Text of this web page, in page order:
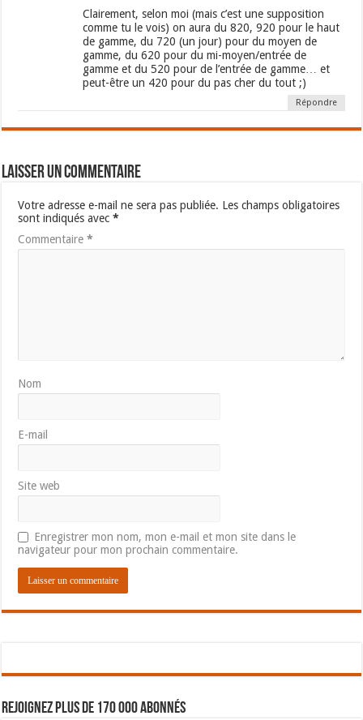
Clairement, selon moi (mais c’est une supposition
comme tu le vois) on aura du 820, 920 pour le haut
de gamme, du 720 (un jour) pour du moyen de
gamme, du 620 pour du mi-moyen/entrée de
gamme et du 520 pour de l’entrée de gamme… et
peut-être un 420 pour du pas cher du tout ;)
Répondre
Laisser un commentaire
Votre adresse e-mail ne sera pas publiée. Les champs obligatoires
sont indiqués avec*
Commentaire*
Nom
E-mail
Site web
Enregistrer mon nom, mon e-mail et mon site dans le
navigateur pour mon prochain commentaire.
Rejoignez plus de 170 000 abonnés